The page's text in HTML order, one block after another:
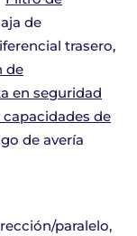
de
trasero
de
en seguridad
de
de avería
paralelo